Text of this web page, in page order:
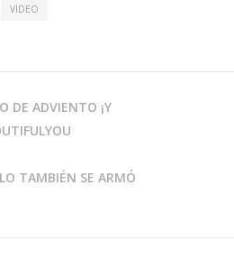
VIDEO
DE ADVIENTO ¡Y
TAMBIÉN SE ARMÓ